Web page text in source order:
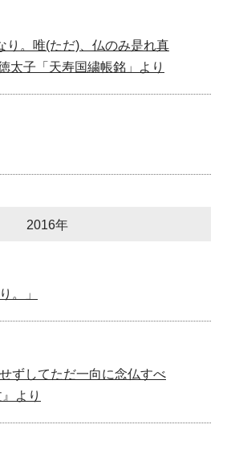
り。唯(ただ)、仏のみ是れ真
太子「天寿国繍帳銘」より
2016年
。」
ずしてただ一向に念仏すべ
より